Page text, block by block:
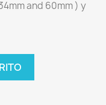
and 60mm ) y